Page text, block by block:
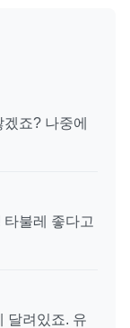
죠? 나중에
불레 좋다고
달려있죠. 유